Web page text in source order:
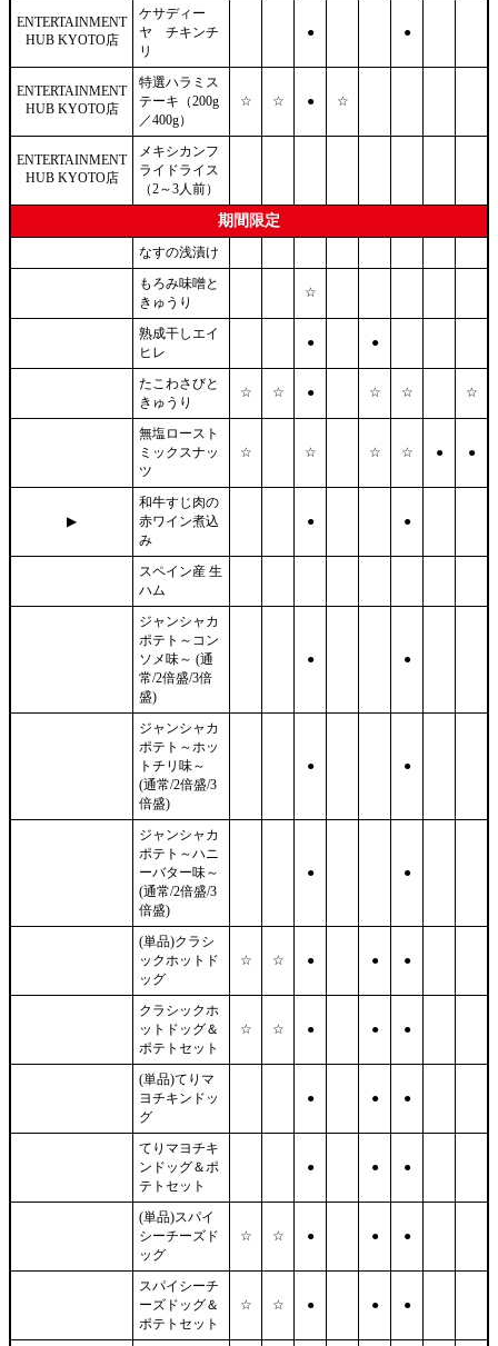
ENTERTAINMENT
HUB KYOTO店
ケサディー
ヤ チキンチ
リ
● ●
ENTERTAINMENT
HUB KYOTO店
特選ハラミス
テーキ（200g
／400g）
☆ ☆ ● ☆
ENTERTAINMENT
HUB KYOTO店
メキシカンフ
ライドライス
（2～3人前）
期間限定
なすの浅漬け
もろみ味噌と
きゅうり
☆
熟成干しエイ
ヒレ
● ●
たこわさびと
きゅうり
☆ ☆ ● ☆ ☆ ☆
無塩ロースト
ミックスナッ
ツ
☆ ☆ ☆ ☆ ● ●
▶
和牛すじ肉の
赤ワイン煮込
み
● ●
スペイン産 生
ハム
ジャンシャカ
ポテト～コン
ソメ味～ (通
常/2倍盛/3倍
盛)
● ●
ジャンシャカ
ポテト～ホッ
トチリ味～
(通常/2倍盛/3
倍盛)
● ●
ジャンシャカ
ポテト～ハニ
ーバター味～
(通常/2倍盛/3
倍盛)
● ●
(単品)クラシ
ックホットド
ッグ
☆ ☆ ● ● ●
クラシックホ
ットドッグ＆
ポテトセット
☆ ☆ ● ● ●
(単品)てりマ
ヨチキンドッ
グ
● ● ●
てりマヨチキ
ンドッグ＆ポ
テトセット
● ● ●
(単品)スパイ
シーチーズド
ッグ
☆ ☆ ● ● ●
スパイシーチ
ーズドッグ＆
ポテトセット
☆ ☆ ● ● ●